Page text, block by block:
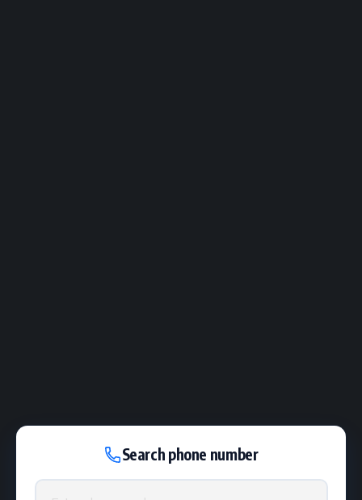
Search phone number
Phone number